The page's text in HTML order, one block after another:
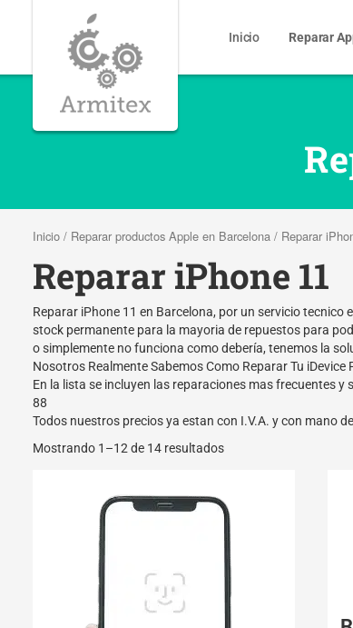
Inicio Reparar
Inicio / Reparar productos Apple en Barcelona / Reparar
Reparar iPhone 11
Reparar iPhone 11 en Barcelona, por un servicio
stock permanente para la mayoria de repuestos para
o simplemente no funciona como debería, tenemos la
Nosotros Realmente Sabemos Como Reparar Tu iDevice
En la lista se incluyen las reparaciones mas frecuentes
88
Todos nuestros precios ya estan con I.V.A. y con mano
Mostrando 1–12 de 14 resultados